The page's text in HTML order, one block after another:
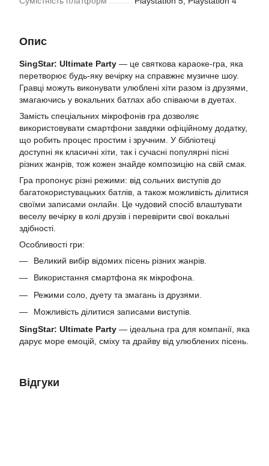
Опис
SingStar: Ultimate Party — це святкова караоке-гра, яка
перетворює будь-яку вечірку на справжнє музичне шоу.
Гравці можуть виконувати улюблені хіти разом із друзями,
змагаючись у вокальних батлах або співаючи в дуетах.
Замість спеціальних мікрофонів гра дозволяє
використовувати смартфони завдяки офіційному додатку,
що робить процес простим і зручним. У бібліотеці
доступні як класичні хіти, так і сучасні популярні пісні
різних жанрів, тож кожен знайде композицію на свій смак.
Гра пропонує різні режими: від сольних виступів до
багатокористувацьких батлів, а також можливість ділитися
своїми записами онлайн. Це чудовий спосіб влаштувати
веселу вечірку в колі друзів і перевірити свої вокальні
здібності.
Особливості гри:
Великий вибір відомих пісень різних жанрів.
Використання смартфона як мікрофона.
Режими соло, дуету та змагань із друзями.
Можливість ділитися записами виступів.
SingStar: Ultimate Party — ідеальна гра для компанії, яка
дарує море емоцій, сміху та драйву від улюблених пісень.
Відгуки